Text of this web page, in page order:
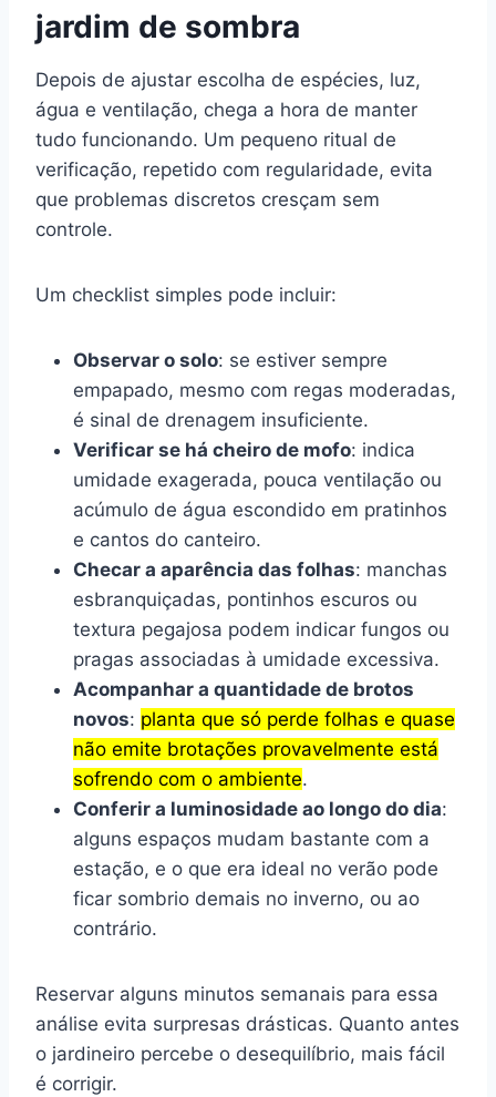
jardim de sombra
Depois de ajustar escolha de espécies, luz,
água e ventilação, chega a hora de manter
tudo funcionando. Um pequeno ritual de
verificação, repetido com regularidade, evita
que problemas discretos cresçam sem
controle.
Um checklist simples pode incluir:
Observar o solo: se estiver sempre
empapado, mesmo com regas moderadas,
é sinal de drenagem insuficiente.
Verificar se há cheiro de mofo: indica
umidade exagerada, pouca ventilação ou
acúmulo de água escondido em pratinhos
e cantos do canteiro.
Checar a aparência das folhas: manchas
esbranquiçadas, pontinhos escuros ou
textura pegajosa podem indicar fungos ou
pragas associadas à umidade excessiva.
Acompanhar a quantidade de brotos
novos: planta que só perde folhas e quase
não emite brotações provavelmente está
sofrendo com o ambiente.
Conferir a luminosidade ao longo do dia:
alguns espaços mudam bastante com a
estação, e o que era ideal no verão pode
ficar sombrio demais no inverno, ou ao
contrário.
Reservar alguns minutos semanais para essa
análise evita surpresas drásticas. Quanto antes
o jardineiro percebe o desequilíbrio, mais fácil
é corrigir.